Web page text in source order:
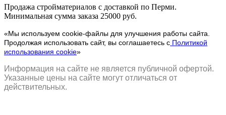
Продажа стройматериалов с доставкой по Перми.
Минимальная сумма заказа 25000 руб.
«Мы используем cookie-файлы для улучшения работы сайта.
Продолжая использовать сайт, вы соглашаетесь с Политикой
использования cookie»
Информация на сайте не является публичной офертой.
Указанные цены на сайте могут отличаться от
действительных.